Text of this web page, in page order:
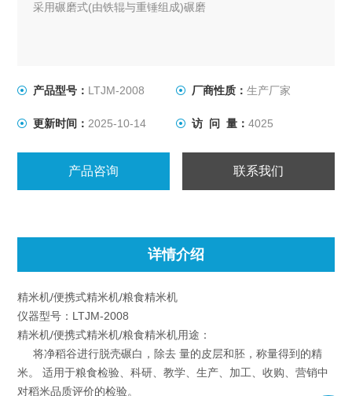
采用碾磨式(由铁辊与重锤组成)碾磨
产品型号： LTJM-2008 厂商性质： 生产厂家
更新时间： 2025-10-14 访 问 量： 4025
产品咨询 联系我们
详情介绍
精米机/便携式精米机/粮食精米机
仪器型号：LTJM-2008
精米机/便携式精米机/粮食精米机用途：
将净稻谷进行脱壳碾白，除去 量的皮层和胚，称量得到的精
米。 适用于粮食检验、科研、教学、生产、加工、收购、营销中
对稻米品质评价的检验。